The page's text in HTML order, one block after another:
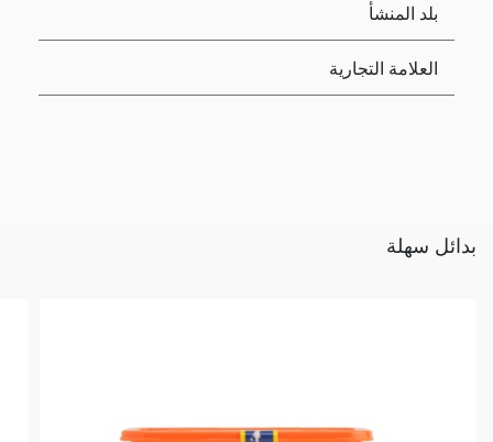
بلد المنشأ
العلامة التجارية
بدائل سهلة